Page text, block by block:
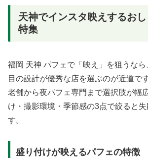
天神でインスタ映えするお
特集
福岡 天神 パフェで「映え」を狙うな
目の設計が優秀な店を選ぶのが近道で
老舗から夜パフェ専門まで選択肢が幅
け・撮影環境・季節感の3点で絞ると
す。
盛り付けが映えるパフェの特徴